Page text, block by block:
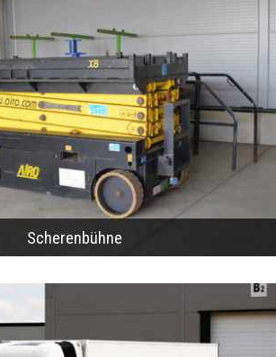
Scherenbühne